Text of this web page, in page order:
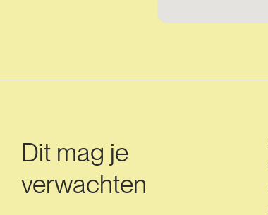
Dit mag je
verwachten